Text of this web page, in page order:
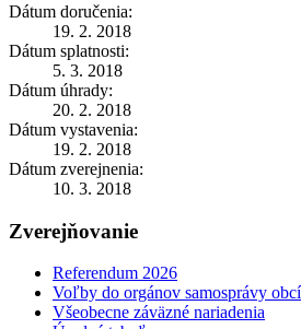
Dátum doručenia:
19. 2. 2018
Dátum splatnosti:
5. 3. 2018
Dátum úhrady:
20. 2. 2018
Dátum vystavenia:
19. 2. 2018
Dátum zverejnenia:
10. 3. 2018
Zverejňovanie
Referendum 2026
Voľby do orgánov samosprávy obcí
Všeobecne záväzné nariadenia